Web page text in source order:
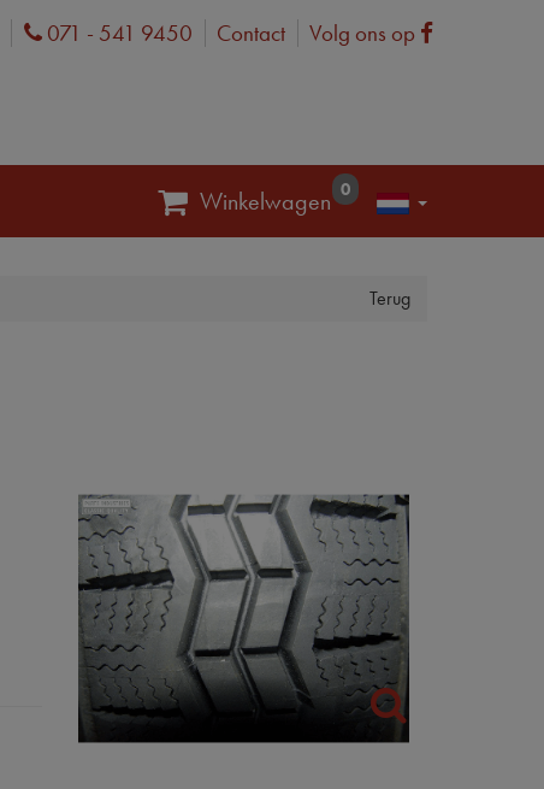
Phone
071 - 541 9450 Contact Volg ons op Facebook
Winkelwagen 0
Terug